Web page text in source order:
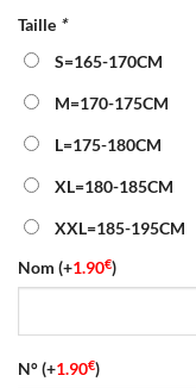
était :
40.00€.
Taille *
S=165-170CM
M=170-175CM
L=175-180CM
XL=180-185CM
XXL=185-195CM
Nom (+1.90€)
N°(+1.90€)